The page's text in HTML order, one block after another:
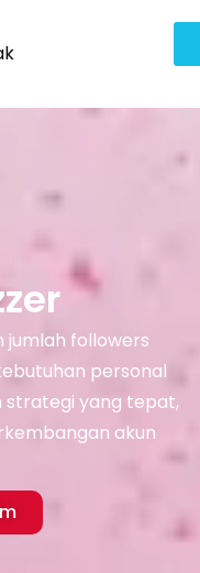
jumlah followers
personal
strategi yang tepat,
akun